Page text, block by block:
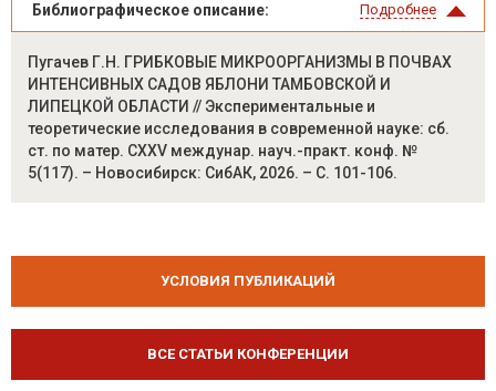
Библиографическое описание: Подробнее
Пугачев Г.Н. ГРИБКОВЫЕ МИКРООРГАНИЗМЫ В ПОЧВАХ
ИНТЕНСИВНЫХ САДОВ ЯБЛОНИ ТАМБОВСКОЙ И
ЛИПЕЦКОЙ ОБЛАСТИ // Экспериментальные и
теоретические исследования в современной науке: сб.
ст. по матер. CXXV междунар. науч.-практ. конф. №
5(117). – Новосибирск: СибАК, 2026. – С. 101-106.
УСЛОВИЯ ПУБЛИКАЦИЙ
ВСЕ СТАТЬИ КОНФЕРЕНЦИИ